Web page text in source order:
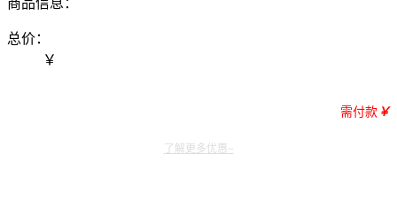
商品信息：
总价：
￥
需付款 ￥
了解更多优惠~